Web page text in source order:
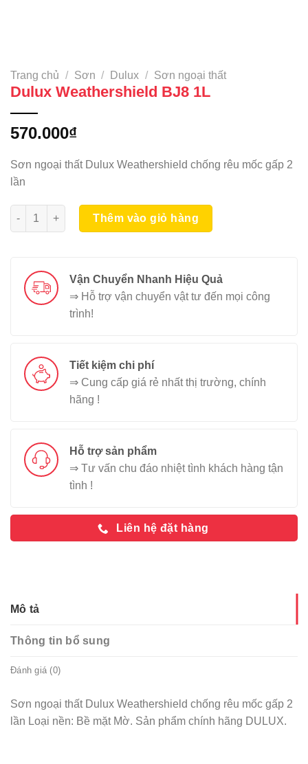
Trang chủ / Sơn / Dulux / Sơn ngoại thất
Dulux Weathershield BJ8 1L
570.000₫
Sơn ngoại thất Dulux Weathershield chống rêu mốc gấp 2
lần
Dulux Weathershield BJ8 1L số lượng
Thêm vào giỏ hàng
Vận Chuyển Nhanh Hiệu Quả
⇒ Hỗ trợ vận chuyển vật tư đến mọi công
trình!
Tiết kiệm chi phí
⇒ Cung cấp giá rẻ nhất thị trường, chính
hãng !
Hỗ trợ sản phẩm
⇒ Tư vấn chu đáo nhiệt tình khách hàng tận
tình !
Liên hệ đặt hàng
Mô tả
Thông tin bổ sung
Đánh giá (0)
Sơn ngoại thất Dulux Weathershield chống rêu mốc gấp 2
lần Loại nền: Bề mặt Mờ. Sản phẩm chính hãng DULUX.